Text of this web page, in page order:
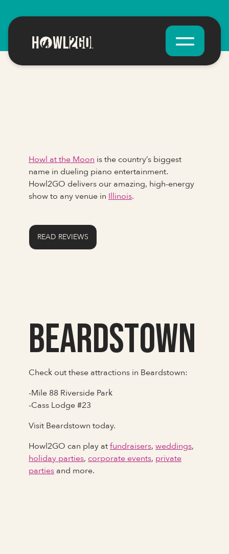
Howl at the Moon is the country’s biggest
name in dueling piano entertainment.
Howl2GO delivers our amazing, high-energy
show to any venue in Illinois.
READ REVIEWS
Beardstown
Check out these attractions in Beardstown:
-Mile 88 Riverside Park
-Cass Lodge #23
Visit Beardstown today.
Howl2GO can play atfundraisers, weddings,
holiday parties, corporate events, private
parties and more.